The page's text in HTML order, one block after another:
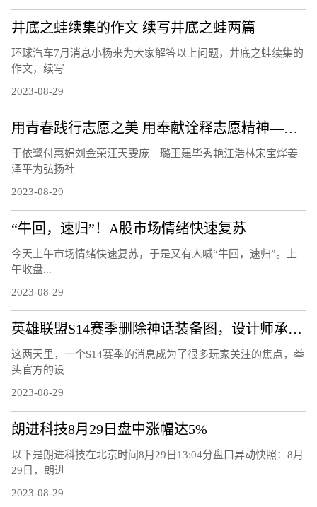
井底之蛙续集的作文 续写井底之蛙两篇
环球汽车7月消息小杨来为大家解答以上问题，井底之蛙续集的
作文，续写
2023-08-29
用青春践行志愿之美 用奉献诠释志愿精神——记2022年度海淀区十大明星志愿者
于依鹭付惠娟刘金荣汪天雯庞 璐王建毕秀艳江浩林宋宝烨姜
泽平为弘扬社
2023-08-29
“牛回，速归”！A股市场情绪快速复苏
今天上午市场情绪快速复苏，于是又有人喊“牛回，速归”。上
午收盘...
2023-08-29
英雄联盟S14赛季删除神话装备图，设计师承认错误，游戏大批回调
这两天里，一个S14赛季的消息成为了很多玩家关注的焦点，拳
头官方的设
2023-08-29
朗进科技8月29日盘中涨幅达5%
以下是朗进科技在北京时间8月29日13:04分盘口异动快照：8月
29日，朗进
2023-08-29